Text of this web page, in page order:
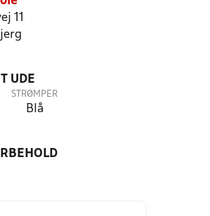
11
UDE
STRØMPER
Blå